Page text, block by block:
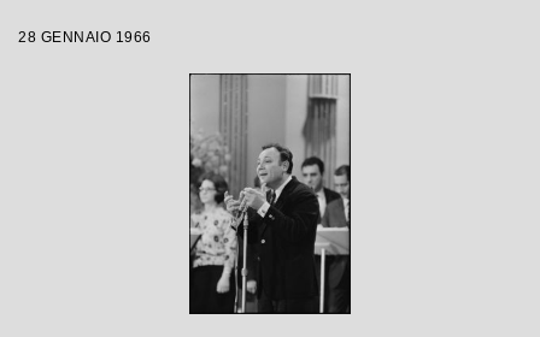
28 GENNAIO 1966